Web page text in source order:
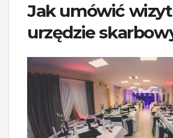
Jak umówić
urzędzie